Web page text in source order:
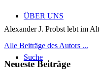
ÜBER UNS
Suche
Alexander J. Probst lebt im
Alle Beiträge des Autors ...
Neueste Beiträge